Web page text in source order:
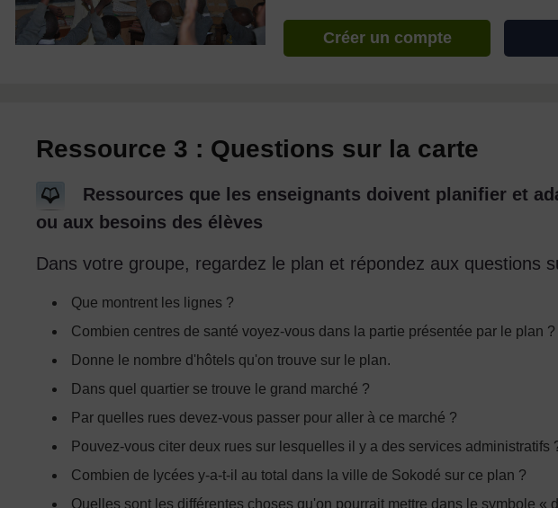
Créer un compte
Ressource 3 : Questions sur la carte
Ressources que les enseignants doivent planifier et
ou aux besoins des élèves
Dans votre groupe, regardez le plan et répondez aux questions
Que montrent les lignes ?
Combien centres de santé voyez-vous dans la partie présentée par le plan ?
Donne le nombre d'hôtels qu'on trouve sur le plan.
Dans quel quartier se trouve le grand marché ?
Par quelles rues devez-vous passer pour aller à ce marché ?
Pouvez-vous citer deux rues sur lesquelles il y a des services administratifs
Combien de lycées y-a-t-il au total dans la ville de Sokodé sur ce plan ?
Quelles sont les différentes choses qu'on pourrait mettre dans le symbole «